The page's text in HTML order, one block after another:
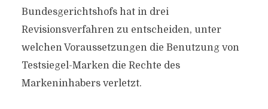
Bundesgerichtshofs hat in drei
Revisionsverfahren zu entscheiden, unter
welchen Voraussetzungen die Benutzung von
Testsiegel-Marken die Rechte des
Markeninhabers verletzt.